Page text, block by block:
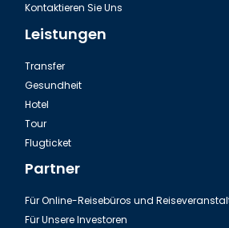
Kontaktieren Sie Uns
Leistungen
Transfer
Gesundheit
Hotel
Tour
Flugticket
Partner
Für Online-Reisebüros und
Für Unsere Investoren